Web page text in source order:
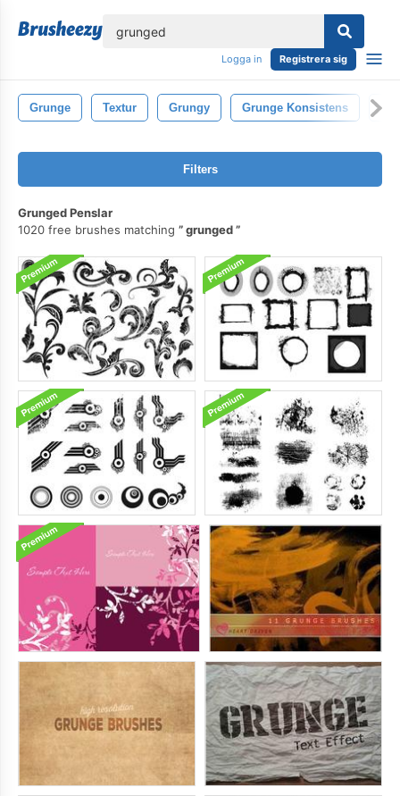
Logga in Registrera sig
Grunge Textur Grungy Grunge Konsistens
Filters
Grunged Penslar
1020 free brushes matching
grunged